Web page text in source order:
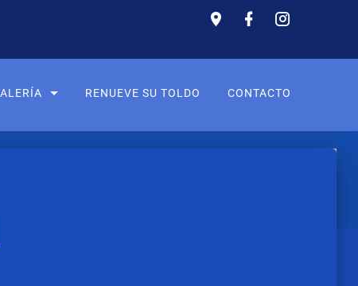
RENUEVE SU TOLDO CONTACTO